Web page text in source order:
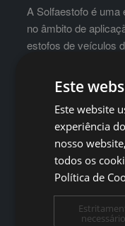
A Solfaestofo é
no âmbito de
estofos de veículos
Este
Este website
experiência
nosso
todos os
Política de